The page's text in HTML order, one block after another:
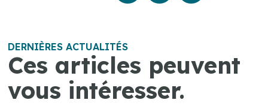
DERNIÈRES ACTUALITÉS
Ces articles peuvent
vous intéresser.